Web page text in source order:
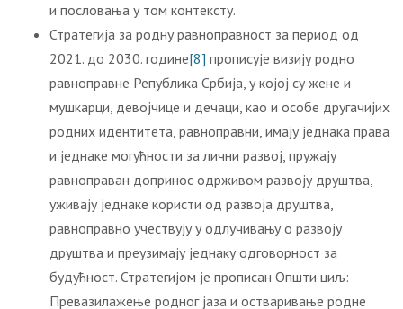
и пословања у том контексту.
Стратегија за родну равноправност за период од
2021. до 2030. године[8] прописује визију родно
равноправне Република Србија, у којој су жене и
мушкарци, девојчице и дечаци, као и особе другачијих
родних идентитета, равноправни, имају једнака права
и једнаке могућности за лични развој, пружају
равноправан допринос одрживом развоју друштва,
уживају једнаке користи од развоја друштва,
равноправно учествују у одлучивању о развоју
друштва и преузимају једнаку одговорност за
будућност. Стратегијом је прописан Општи циљ:
Превазилажење родног јаза и остваривање родне